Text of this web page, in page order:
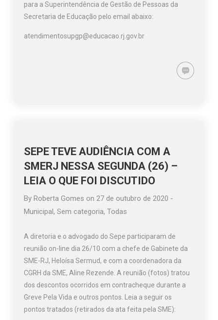
para a Superintendência de Gestão de Pessoas da
Secretaria de Educação pelo email abaixo:
atendimentosupgp@educacao.rj.gov.br
SEPE TEVE AUDIÊNCIA COM A
SMERJ NESSA SEGUNDA (26) –
LEIA O QUE FOI DISCUTIDO
ByRoberta Gomes on27 de outubro de 2020 -
Municipal,Sem categoria,Todas
A diretoria e o advogado do Sepe participaram de
reunião on-line dia 26/10 com a chefe de Gabinete da
SME-RJ, Heloísa Sermud, e com a coordenadora da
CGRH da SME, Aline Rezende. A reunião (fotos) tratou
dos descontos ocorridos em contracheque durante a
Greve Pela Vida e outros pontos. Leia a seguir os
pontos tratados (retirados da ata feita pela SME):